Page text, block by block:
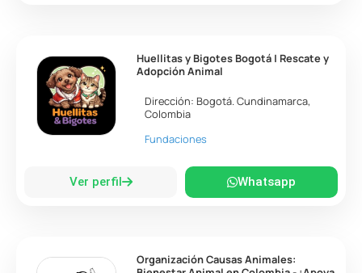
Huellitas y Bigotes Bogotá | Rescate y
Adopción Animal
Dirección: Bogotá.Cundinamarca,
Colombia
Fundaciones
Ver perfil Whatsapp
Organización Causas Animales: